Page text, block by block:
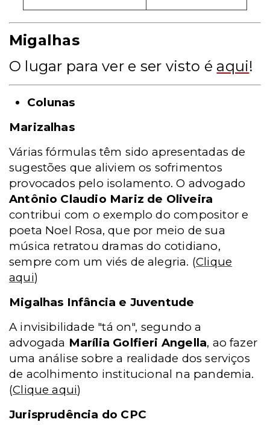
Migalhas
O lugar para ver e ser visto é aqui!
Colunas
Marizalhas
Várias fórmulas têm sido apresentadas de
sugestões que aliviem os sofrimentos
provocados pelo isolamento. O advogado
Antônio Claudio Mariz de Oliveira
contribui com o exemplo do compositor e
poeta Noel Rosa, que por meio de sua
música retratou dramas do cotidiano,
sempre com um viés de alegria. (Clique
aqui)
Migalhas Infância e Juventude
A invisibilidade "tá on", segundo a
advogada Marília Golfieri Angella, ao fazer
uma análise sobre a realidade dos serviços
de acolhimento institucional na pandemia.
(Clique aqui)
Jurisprudência do CPC